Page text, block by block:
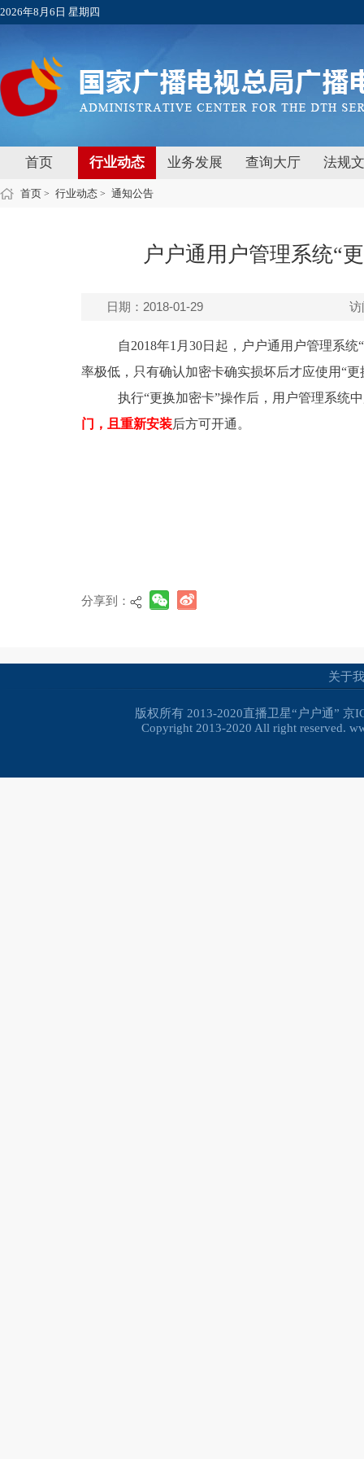
2026年8月6日 星期四
首页 行业动态 业务发展 查询大厅 法规
首页 > 行业动态 > 通知公告
户户通用户管理系统“
日期：2018-01-29 访
自2018年1月30日起，户户通用户管理系
率极低，只有确认加密卡确实损坏后才应使用“
执行“更换加密卡”操作后，用户管理系统
门，且重新安装后方可开通。
分享到：
关于
版权所有 2013-2020直播卫星“户户通” 京
Copyright 2013-2020 All right reserved.